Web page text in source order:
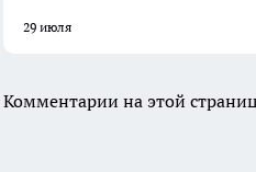
29 июля
Комментарии на этой